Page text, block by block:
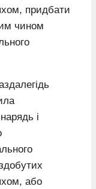
придбати
чином
і
або